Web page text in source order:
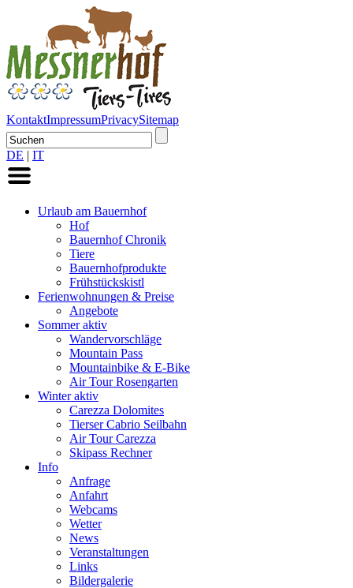
KontaktImpressumPrivacySitemap
DE | IT
Urlaub am Bauernhof
Hof
Bauernhof Chronik
Tiere
Bauernhofprodukte
Frühstückskistl
Ferienwohnungen & Preise
Angebote
Sommer aktiv
Wandervorschläge
Mountain Pass
Mountainbike & E-Bike
Air Tour Rosengarten
Winter aktiv
Carezza Dolomites
Tierser Cabrio Seilbahn
Air Tour Carezza
Skipass Rechner
Info
Anfrage
Anfahrt
Webcams
Wetter
News
Veranstaltungen
Links
Bildergalerie